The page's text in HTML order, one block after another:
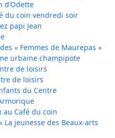
d’Odette
du coin vendredi soir
papi Jean
« Femmes de Maurepas »
urbaine champipote
de loisirs
de loisirs
du Centre
au Café du coin
La jeunesse des Beaux-arts